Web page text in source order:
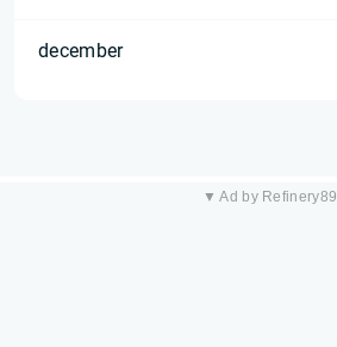
december
▼ Ad by Refinery89